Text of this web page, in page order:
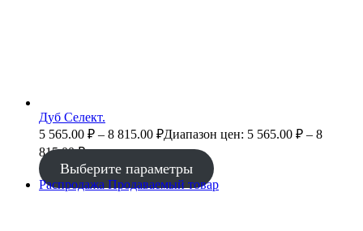
Дуб Селект.
5 565.00 ₽ – 8 815.00 ₽Диапазон цен: 5 565.00 ₽ – 8
815.00 ₽
Выберите параметры
Распродажа Продаваемый товар